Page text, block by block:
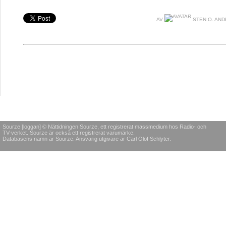
AV STEN O.
Sourze [loggan] © Nättidningen Sourze, ett registrerat massmedium hos Radio- och
TV-verket. Sourze är också ett registrerat varumärke.
Databasens namn är Sourze. Ansvarig utgivare är Carl Olof Schlyter.